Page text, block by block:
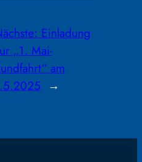
Einladung
„1. Mai-
am
→